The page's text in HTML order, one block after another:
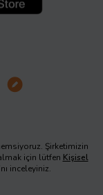
Şirketimizin
için lütfen Kişisel
’nı inceleyiniz.